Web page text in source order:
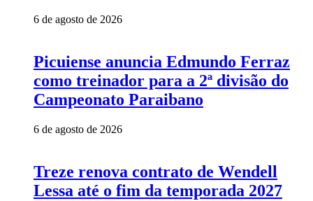
6 de agosto de 2026
Picuiense anuncia Edmundo Ferraz
como treinador para a 2ª divisão do
Campeonato Paraibano
6 de agosto de 2026
Treze renova contrato de Wendell
Lessa até o fim da temporada 2027